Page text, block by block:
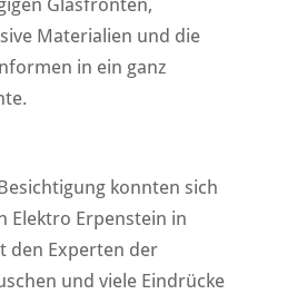
Glasfronten,
Materialien und die
in ein ganz
konnten sich
Elektro Erpenstein in
den Experten der
und viele Eindrücke